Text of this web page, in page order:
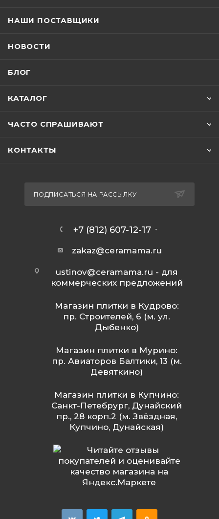
НАШИ ПОСТАВЩИКИ
НОВОСТИ
БЛОГ
КАТАЛОГ
ЧАСТО СПРАШИВАЮТ
КОНТАКТЫ
ПОДПИСАТЬСЯ НА РАССЫЛКУ
+7 (812) 607-12-17
zakaz@ceramama.ru
ustinov@ceramama.ru - для
коммерческих предложений
Магазин плитки в Кудрово:
пр. Строителей, 6 (м. ул.
Дыбенко)
Магазин плитки в Мурино:
пр. Авиаторов Балтики, 13 (м.
Девяткино)
Магазин плитки в Купчино:
Санкт-Петебрург, Дунайский
пр., 28 корп.2 (м. Звёздная,
Купчино, Дунайская)